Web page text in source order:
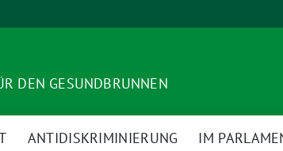
DEN GESUNDBRUNNEN
ANTIDISKRIMINIERUNG IM